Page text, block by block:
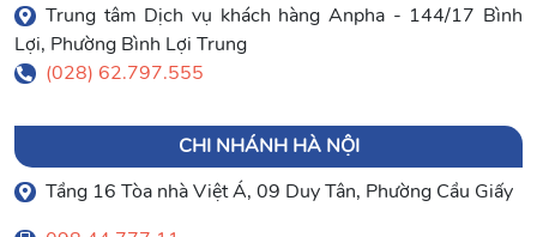
Trung tâm Dịch vụ khách hàng Anpha - 144/17 Bình
Lợi, Phường Bình Lợi Trung
(028) 62.797.555
CHI NHÁNH HÀ NỘI
Tầng 16 Tòa nhà Việt Á, 09 Duy Tân, Phường Cầu Giấy